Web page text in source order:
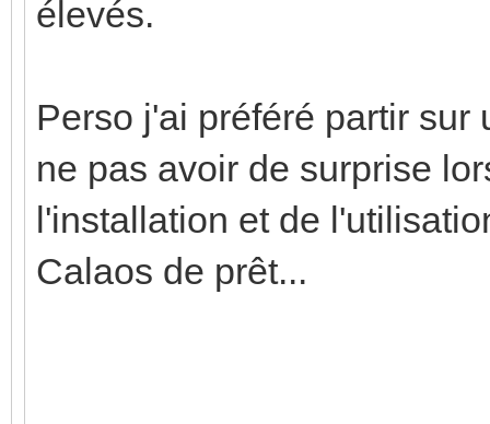
élevés.
Perso j'ai préféré partir
ne pas avoir de surprise
l'installation et de
Calaos de prêt...